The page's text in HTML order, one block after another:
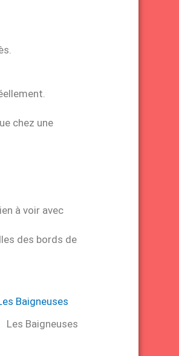
chez une
à voir avec
des bords de
Les Baigneuses